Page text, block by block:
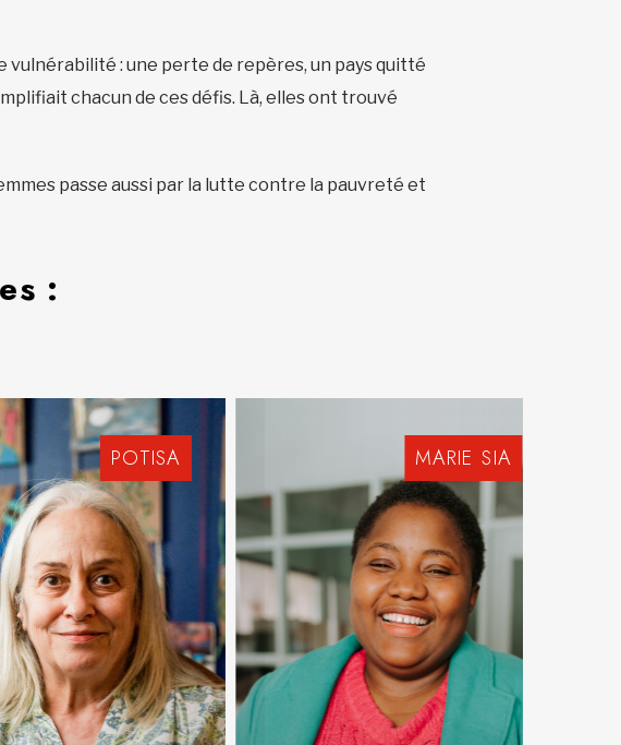
vulnérabilité : une perte de repères, un pays quitté
chacun de ces défis. Là, elles ont trouvé
passe aussi par la lutte contre la pauvreté et
:
POTISA MARIE SIA